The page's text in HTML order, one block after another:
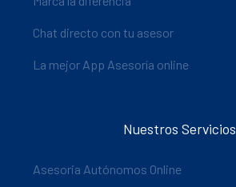
Chat directo con tu asesor
La mejor App Asesoría online
Nuestros Servicios
Asesoria Autónomos Online